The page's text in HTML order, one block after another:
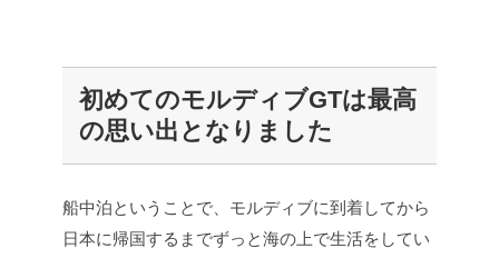
初めてのモルディブGTは最高
の思い出となりました
船中泊ということで、モルディブに到着してから
日本に帰国するまでずっと海の上で生活をしてい